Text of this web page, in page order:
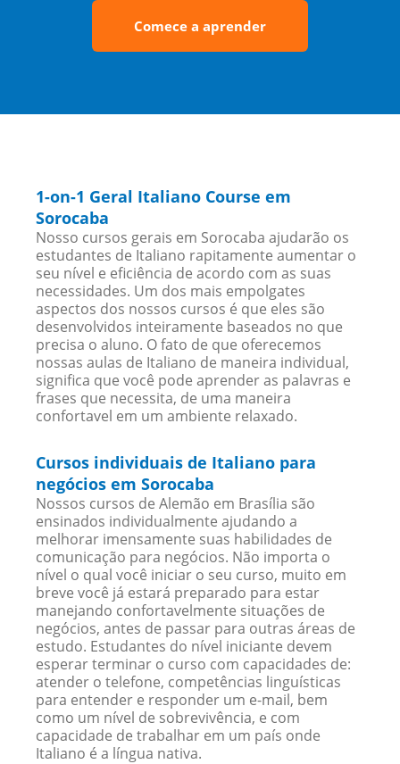
Comece a aprender
1-on-1 Geral Italiano Course em
Sorocaba
Nosso cursos gerais em Sorocaba ajudarão os
estudantes de Italiano rapitamente aumentar o
seu nível e eficiência de acordo com as suas
necessidades. Um dos mais empolgates
aspectos dos nossos cursos é que eles são
desenvolvidos inteiramente baseados no que
precisa o aluno. O fato de que oferecemos
nossas aulas de Italiano de maneira individual,
significa que você pode aprender as palavras e
frases que necessita, de uma maneira
confortavel em um ambiente relaxado.
Cursos individuais de Italiano para
negócios em Sorocaba
Nossos cursos de Alemão em Brasília são
ensinados individualmente ajudando a
melhorar imensamente suas habilidades de
comunicação para negócios. Não importa o
nível o qual você iniciar o seu curso, muito em
breve você já estará preparado para estar
manejando confortavelmente situações de
negócios, antes de passar para outras áreas de
estudo. Estudantes do nível iniciante devem
esperar terminar o curso com capacidades de:
atender o telefone, competências linguísticas
para entender e responder um e-mail, bem
como um nível de sobrevivência, e com
capacidade de trabalhar em um país onde
Italiano é a língua nativa.